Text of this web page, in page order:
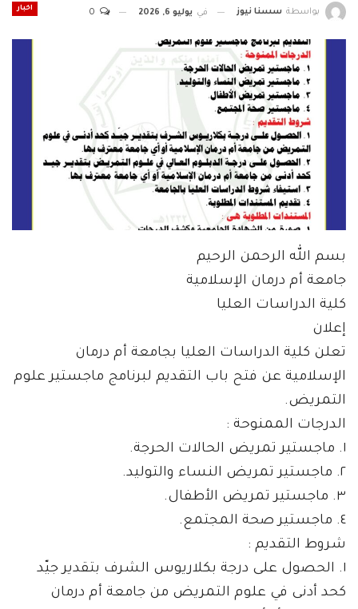
اخبار بواسطة سسنا نيوز في يوليو 6, 2026
بسم الله الرحمن الرحيم
جامعة أم درمان الإسلامية
كلية الدراسات العليا
إعلان
تعلن كلية الدراسات العليا بجامعة أم درمان
الإسلامية عن فتح باب التقديم لبرنامج ماجستير علوم
التمريض.
الدرجات الممنوحة :
١. ماجستير تمريض الحالات الحرجة.
٢. ماجستير تمريض النساء والتوليد.
٣. ماجستير تمريض الأطفال.
٤. ماجستير صحة المجتمع.
شروط التقديم :
١. الحصول على درجة بكلاريوس الشرف بتقدير جيّد
كحد أدنى في علوم التمريض من جامعة أم درمان